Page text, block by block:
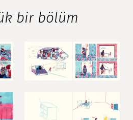
bir bölüm